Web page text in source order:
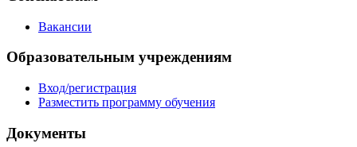
Вакансии
Образовательным учреждениям
Вход/регистрация
Разместить программу обучения
Документы